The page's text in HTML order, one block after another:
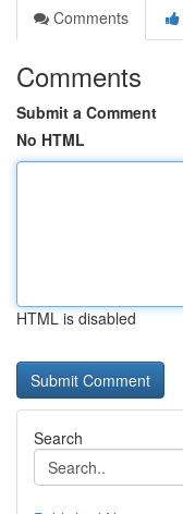
Comments
Comments
Submit a Comment
No HTML
HTML is disabled
Search